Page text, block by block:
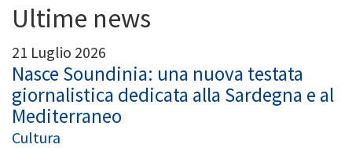
Ultime news
21 Luglio 2026
Nasce Soundinia: una nuova testata
giornalistica dedicata alla Sardegna e al
Mediterraneo
Cultura